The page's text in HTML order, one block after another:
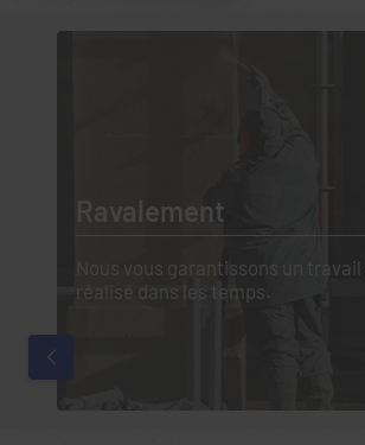
Papier peint
Les artisans de Meulan Peinture
dans la pose de papier peint